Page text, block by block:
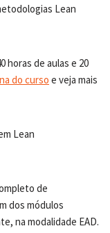
Lean
horas de aulas e 20
do curso e veja mais
Lean
de
dos módulos
na modalidade EAD.